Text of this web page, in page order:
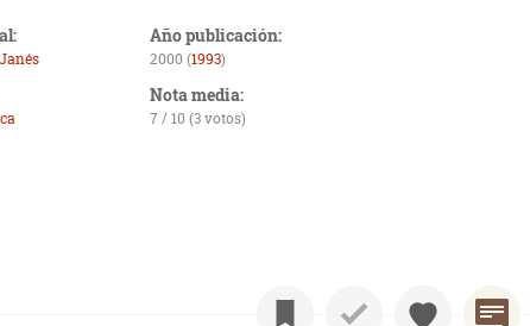
Año publicación:
2000 (1993)
Nota media:
7 / 10 (3 votos)